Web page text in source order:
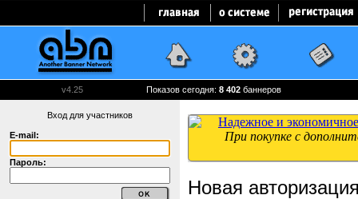
v4.25 Показов сегодня: 8 402 баннеров
Вход для участников
E-mail:
Пароль:
Новая